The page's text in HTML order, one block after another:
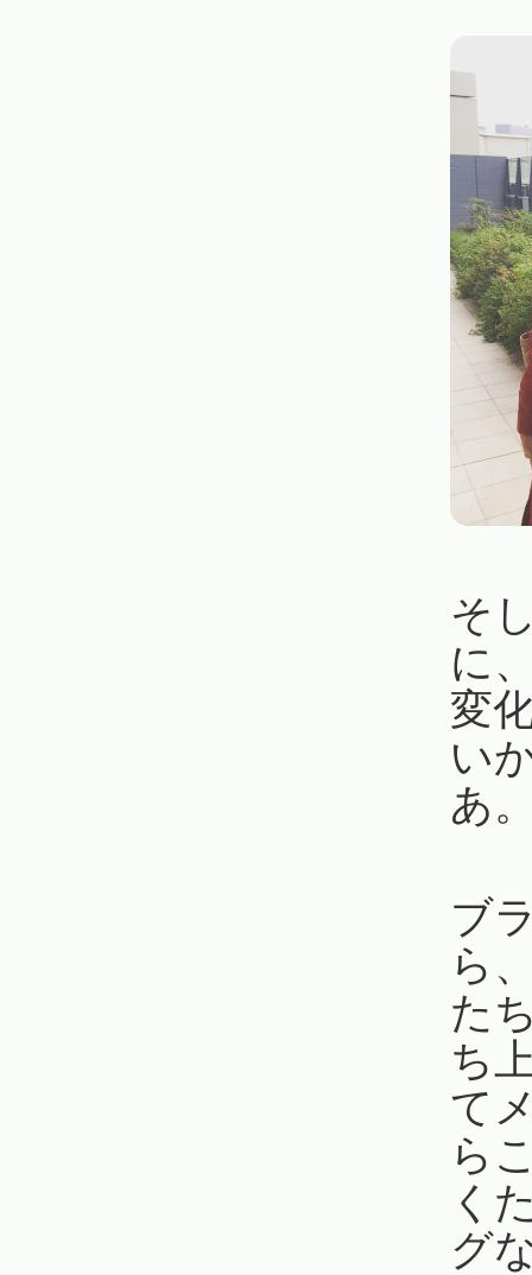
そ
に
変
い
あ
ブ
ら
た
ち
て
ら
く
グ